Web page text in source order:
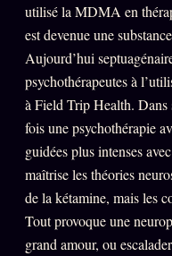
utilisé la MDMA en
est devenue une
Aujourd’hui
psychothérapeutes à
à Field Trip Health. Dans
fois une psychothérapie
guidées plus intenses
maîtrise les théories
de la kétamine, mais les
Tout provoque une
grand amour, ou